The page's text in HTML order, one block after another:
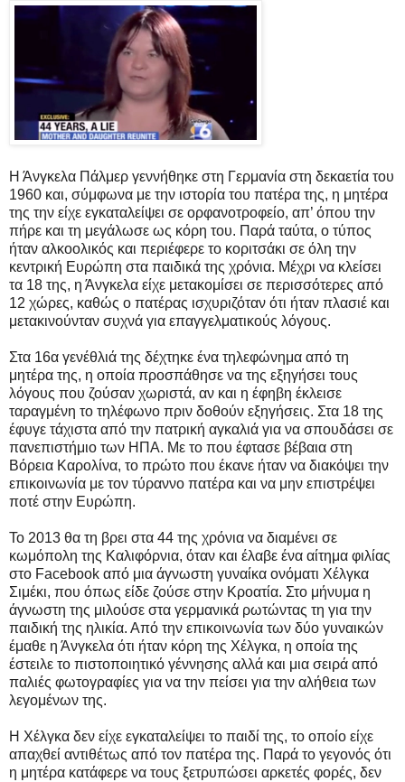
Η Άνγκελα Πάλμερ γεννήθηκε στη Γερμανία στη δεκαετία του
1960 και, σύμφωνα με την ιστορία του πατέρα της, η μητέρα
της την είχε εγκαταλείψει σε ορφανοτροφείο, απ’ όπου την
πήρε και τη μεγάλωσε ως κόρη του. Παρά ταύτα, ο τύπος
ήταν αλκοολικός και περιέφερε το κοριτσάκι σε όλη την
κεντρική Ευρώπη στα παιδικά της χρόνια. Μέχρι να κλείσει
τα 18 της, η Άνγκελα είχε μετακομίσει σε περισσότερες από
12 χώρες, καθώς ο πατέρας ισχυριζόταν ότι ήταν πλασιέ και
μετακινούνταν συχνά για επαγγελματικούς λόγους.
Στα 16α γενέθλιά της δέχτηκε ένα τηλεφώνημα από τη
μητέρα της, η οποία προσπάθησε να της εξηγήσει τους
λόγους που ζούσαν χωριστά, αν και η έφηβη έκλεισε
ταραγμένη το τηλέφωνο πριν δοθούν εξηγήσεις. Στα 18 της
έφυγε τάχιστα από την πατρική αγκαλιά για να σπουδάσει σε
πανεπιστήμιο των ΗΠΑ. Με το που έφτασε βέβαια στη
Βόρεια Καρολίνα, το πρώτο που έκανε ήταν να διακόψει την
επικοινωνία με τον τύραννο πατέρα και να μην επιστρέψει
ποτέ στην Ευρώπη.
Το 2013 θα τη βρει στα 44 της χρόνια να διαμένει σε
κωμόπολη της Καλιφόρνια, όταν και έλαβε ένα αίτημα φιλίας
στο Facebook από μια άγνωστη γυναίκα ονόματι Χέλγκα
Σιμέκι, που όπως είδε ζούσε στην Κροατία. Στο μήνυμα η
άγνωστη της μιλούσε στα γερμανικά ρωτώντας τη για την
παιδική της ηλικία. Από την επικοινωνία των δύο γυναικών
έμαθε η Άνγκελα ότι ήταν κόρη της Χέλγκα, η οποία της
έστειλε το πιστοποιητικό γέννησης αλλά και μια σειρά από
παλιές φωτογραφίες για να την πείσει για την αλήθεια των
λεγομένων της.
Η Χέλγκα δεν είχε εγκαταλείψει το παιδί της, το οποίο είχε
απαχθεί αντιθέτως από τον πατέρα της. Παρά το γεγονός ότι
η μητέρα κατάφερε να τους ξετρυπώσει αρκετές φορές, δεν